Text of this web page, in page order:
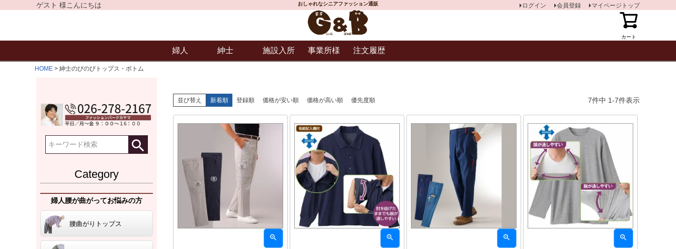
ゲスト 様こんにちは おしゃれなシニアファッション通販
カート
ログイン 会員登録 マイページトップ
婦人 紳士 施設入所 事業所様 注文履歴
HOME 紳士のびのびトップス・ボトム
Category
婦人腰が曲がってお悩みの方
腰曲がりトップス
並び替え 新着順 登録順 価格が安い順 価格が高い順 優先度順 7件中 1-7件表示